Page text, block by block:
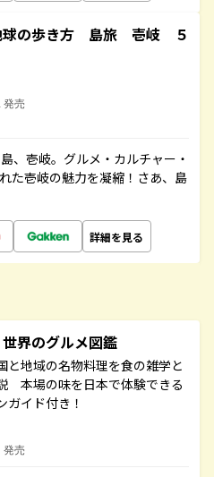
の歩き方 島旅 壱岐 ５
発売
、壱岐。グルメ・カルチャー・
た壱岐の魅力を凝縮！さあ、島
詳細を見る
界のグルメ図鑑
と地域の名物料理を食の雑学と
本場の味を日本で体験できる
ガイド付き！
発売